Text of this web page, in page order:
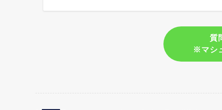
質
※マシ